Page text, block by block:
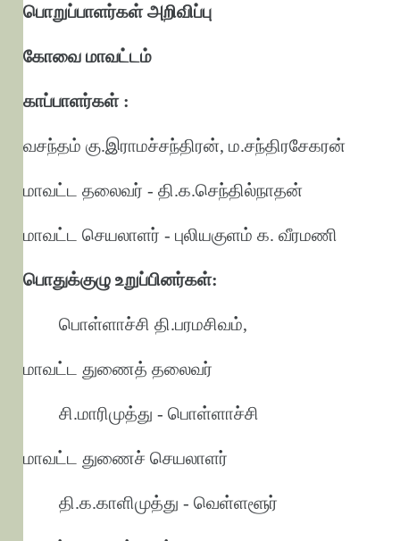
பொறுப்பாளர்கள் அறிவிப்பு
கோவை மாவட்டம்
காப்பாளர்கள் :
வசந்தம் கு.இராமச்சந்திரன், ம.சந்திரசேகரன்
மாவட்ட தலைவர் - தி.க.செந்தில்நாதன்
மாவட்ட செயலாளர் - புலியகுளம் க. வீரமணி
பொதுக்குழு உறுப்பினர்கள்:
பொள்ளாச்சி தி.பரமசிவம்,
மாவட்ட துணைத் தலைவர்
சி.மாரிமுத்து - பொள்ளாச்சி
மாவட்ட துணைச் செயலாளர்
தி.க.காளிமுத்து - வெள்ளளூர்